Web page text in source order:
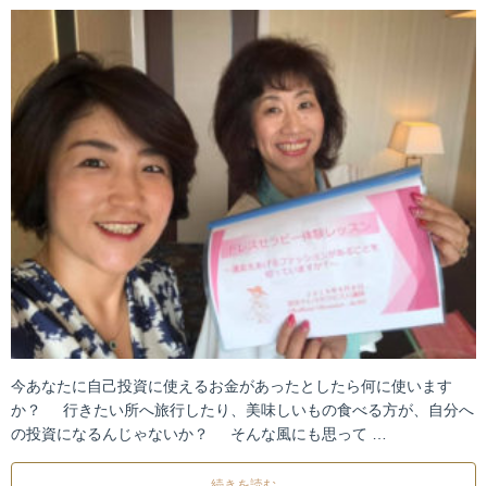
今あなたに自己投資に使えるお金があったとしたら何に使います
か？ 行きたい所へ旅行したり、美味しいもの食べる方が、自分へ
の投資になるんじゃないか？ そんな風にも思って …